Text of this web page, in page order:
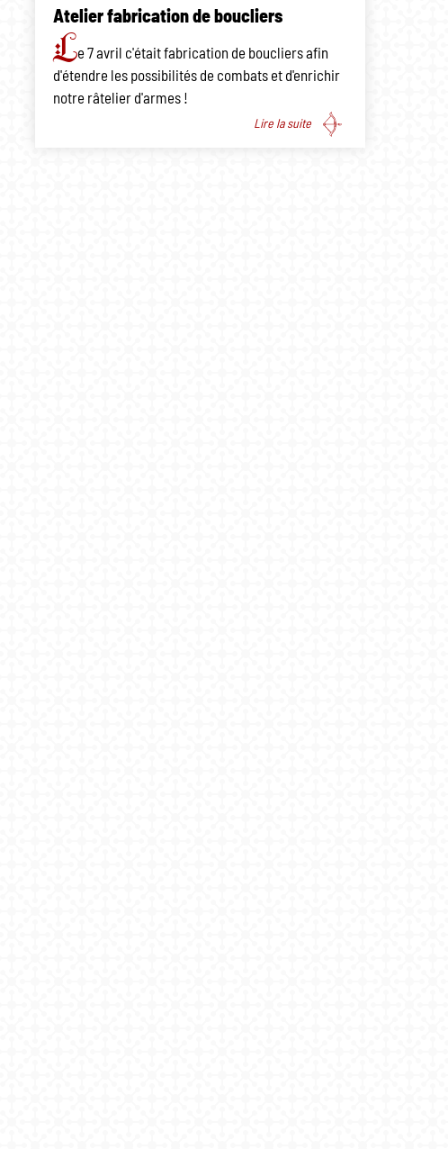
Atelier fabrication de boucliers
Le 7 avril c'était fabrication de boucliers afin
d'étendre les possibilités de combats et d'enrichir
notre râtelier d'armes !
Lire la suite